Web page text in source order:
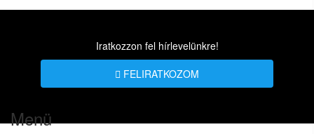
Iratkozzon fel hírlevelünkre!
FELIRATKOZOM
Menü